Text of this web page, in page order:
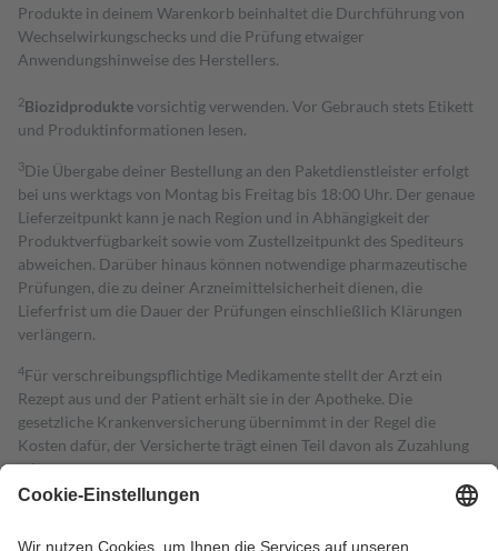
Produkte in deinem Warenkorb beinhaltet die Durchführung von
Wechselwirkungschecks und die Prüfung etwaiger
Anwendungshinweise des Herstellers.
2Biozidproduktevorsichtig verwenden. Vor Gebrauch stets Etikett
und Produktinformationen lesen.
3Die Übergabe deiner Bestellung an den Paketdienstleister erfolgt
bei uns werktags von Montag bis Freitag bis 18:00 Uhr. Der genaue
Lieferzeitpunkt kann je nach Region und in Abhängigkeit der
Produktverfügbarkeit sowie vom Zustellzeitpunkt des Spediteurs
abweichen. Darüber hinaus können notwendige pharmazeutische
Prüfungen, die zu deiner Arzneimittelsicherheit dienen, die
Lieferfrist um die Dauer der Prüfungen einschließlich Klärungen
verlängern.
4Für verschreibungspflichtige Medikamente stellt der Arzt ein
Rezept aus und der Patient erhält sie in der Apotheke. Die
gesetzliche Krankenversicherung übernimmt in der Regel die
Kosten dafür, der Versicherte trägt einen Teil davon als Zuzahlung
mit.
Grundsätzlich leisten Mitglieder Zuzahlungen in Höhe von zehn
höchstens zehn Euro.
Es sind jedoch nie mehr als die tatsächlichen